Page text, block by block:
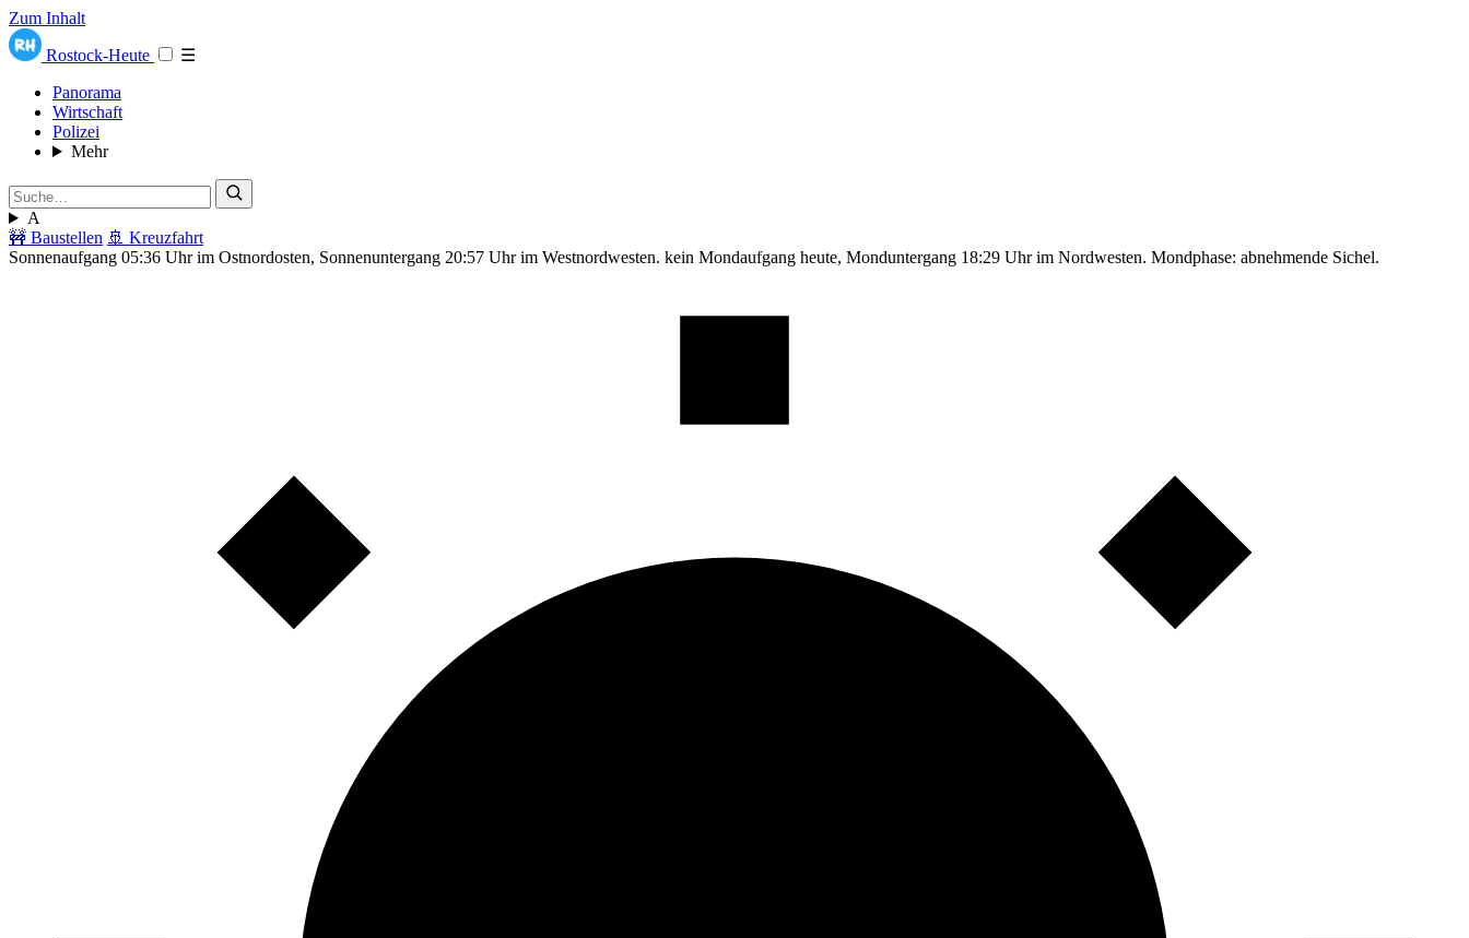
Zum Inhalt
Rostock-Heute
☰
Panorama
Wirtschaft
Polizei
Mehr
A
🚧 Baustellen 🚢 Kreuzfahrt
Sonnenaufgang 05:36 Uhr im Ostnordosten, Sonnenuntergang 20:57 Uhr im Westnordwesten. kein Mondaufgang heute, Monduntergang 18:29 Uhr im Nordwesten. Mondphase: abnehmende Sichel.